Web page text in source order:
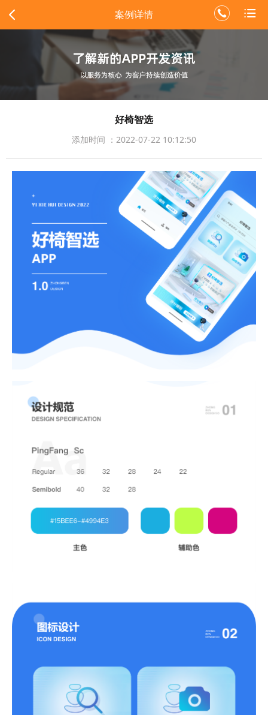
案例详情
好椅智选
添加时间 ：2022-07-22 10:12:50